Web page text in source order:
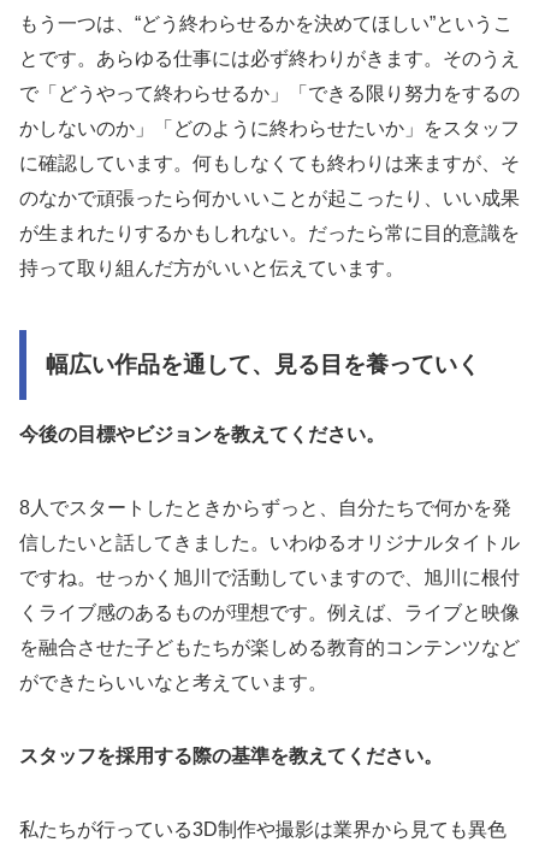
もう一つは、“どう終わらせるかを決めてほしい”というこ
とです。あらゆる仕事には必ず終わりがきます。そのうえ
で「どうやって終わらせるか」「できる限り努力をするの
かしないのか」「どのように終わらせたいか」をスタッフ
に確認しています。何もしなくても終わりは来ますが、そ
のなかで頑張ったら何かいいことが起こったり、いい成果
が生まれたりするかもしれない。だったら常に目的意識を
持って取り組んだ方がいいと伝えています。
幅広い作品を通して、見る目を養っていく
今後の目標やビジョンを教えてください。
8人でスタートしたときからずっと、自分たちで何かを発
信したいと話してきました。いわゆるオリジナルタイトル
ですね。せっかく旭川で活動していますので、旭川に根付
くライブ感のあるものが理想です。例えば、ライブと映像
を融合させた子どもたちが楽しめる教育的コンテンツなど
ができたらいいなと考えています。
スタッフを採用する際の基準を教えてください。
私たちが行っている3D制作や撮影は業界から見ても異色